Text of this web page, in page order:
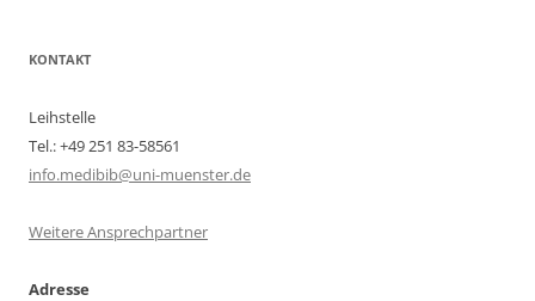
KONTAKT
Leihstelle
Tel.: +49 251 83-58561
info.medibib@uni-muenster.de
Weitere Ansprechpartner
Adresse